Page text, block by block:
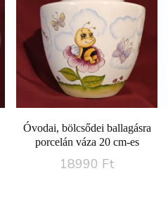
Óvodai, bölcsődei ballagásra
porcelán váza 20 cm-es
18990 Ft